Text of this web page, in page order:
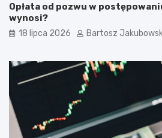
Opłata od pozwu w
wynosi?
18 lipca 2026 Bartosz